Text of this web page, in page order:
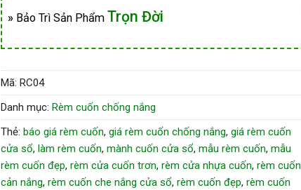
»Bảo Trì Sản Phẩm Trọn Đời
Mã: RC04
Danh mục: Rèm cuốn chống nắng
Thẻ: báo giá rèm cuốn, giá rèm cuốn chống nắng, giá rèm cuốn
cửa sổ, làm rèm cuốn, mành cuốn cửa sổ, mẫu rèm cuốn, mẫu
rèm cuốn đẹp, rèm cửa cuốn trơn, rèm cửa nhựa cuốn, rèm cuốn
cản nắng, rèm cuốn che nắng cửa sổ, rèm cuốn đẹp, rèm cuốn